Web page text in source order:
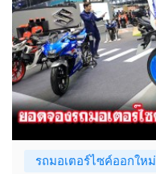
รถมอเตอร์ไซค์ออกใหม่